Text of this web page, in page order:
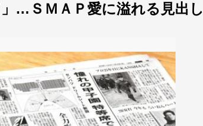
…ＳＭＡＰ愛に溢れる見出し